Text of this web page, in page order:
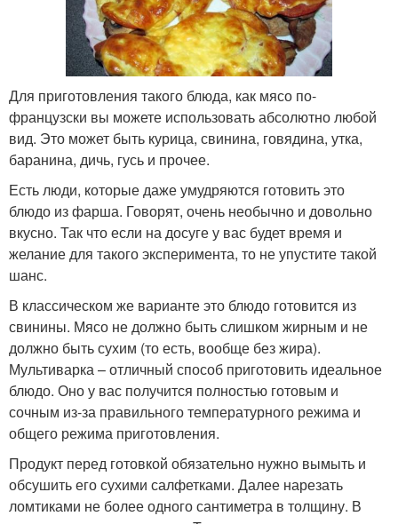
Для приготовления такого блюда, как мясо по-
французски вы можете использовать абсолютно любой
вид. Это может быть курица, свинина, говядина, утка,
баранина, дичь, гусь и прочее.
Есть люди, которые даже умудряются готовить это
блюдо из фарша. Говорят, очень необычно и довольно
вкусно. Так что если на досуге у вас будет время и
желание для такого эксперимента, то не упустите такой
шанс.
В классическом же варианте это блюдо готовится из
свинины. Мясо не должно быть слишком жирным и не
должно быть сухим (то есть, вообще без жира).
Мультиварка – отличный способ приготовить идеальное
блюдо. Оно у вас получится полностью готовым и
сочным из-за правильного температурного режима и
общего режима приготовления.
Продукт перед готовкой обязательно нужно вымыть и
обсушить его сухими салфетками. Далее нарезать
ломтиками не более одного сантиметра в толщину. В